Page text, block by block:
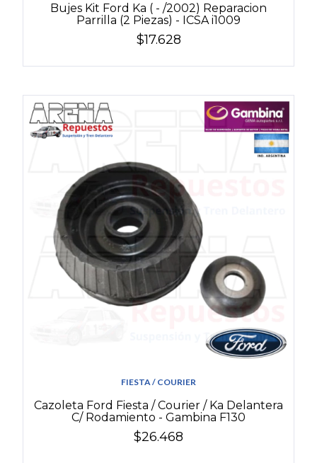
Bujes Kit Ford Ka ( - /2002) Reparacion
Parrilla (2 Piezas) - ICSA i1009
$17.628
FIESTA / COURIER
Cazoleta Ford Fiesta / Courier / Ka Delantera
C/ Rodamiento - Gambina F130
$26.468